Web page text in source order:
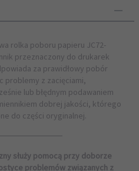
rolka poboru papieru JC72-
przeznaczony do drukarek
za prawidłowy pobór
problemy z zacięciami,
lub błędnym podawaniem
dobrej jakości, którego
do części oryginalnej.
służy pomocą przy doborze
problemów związanych z